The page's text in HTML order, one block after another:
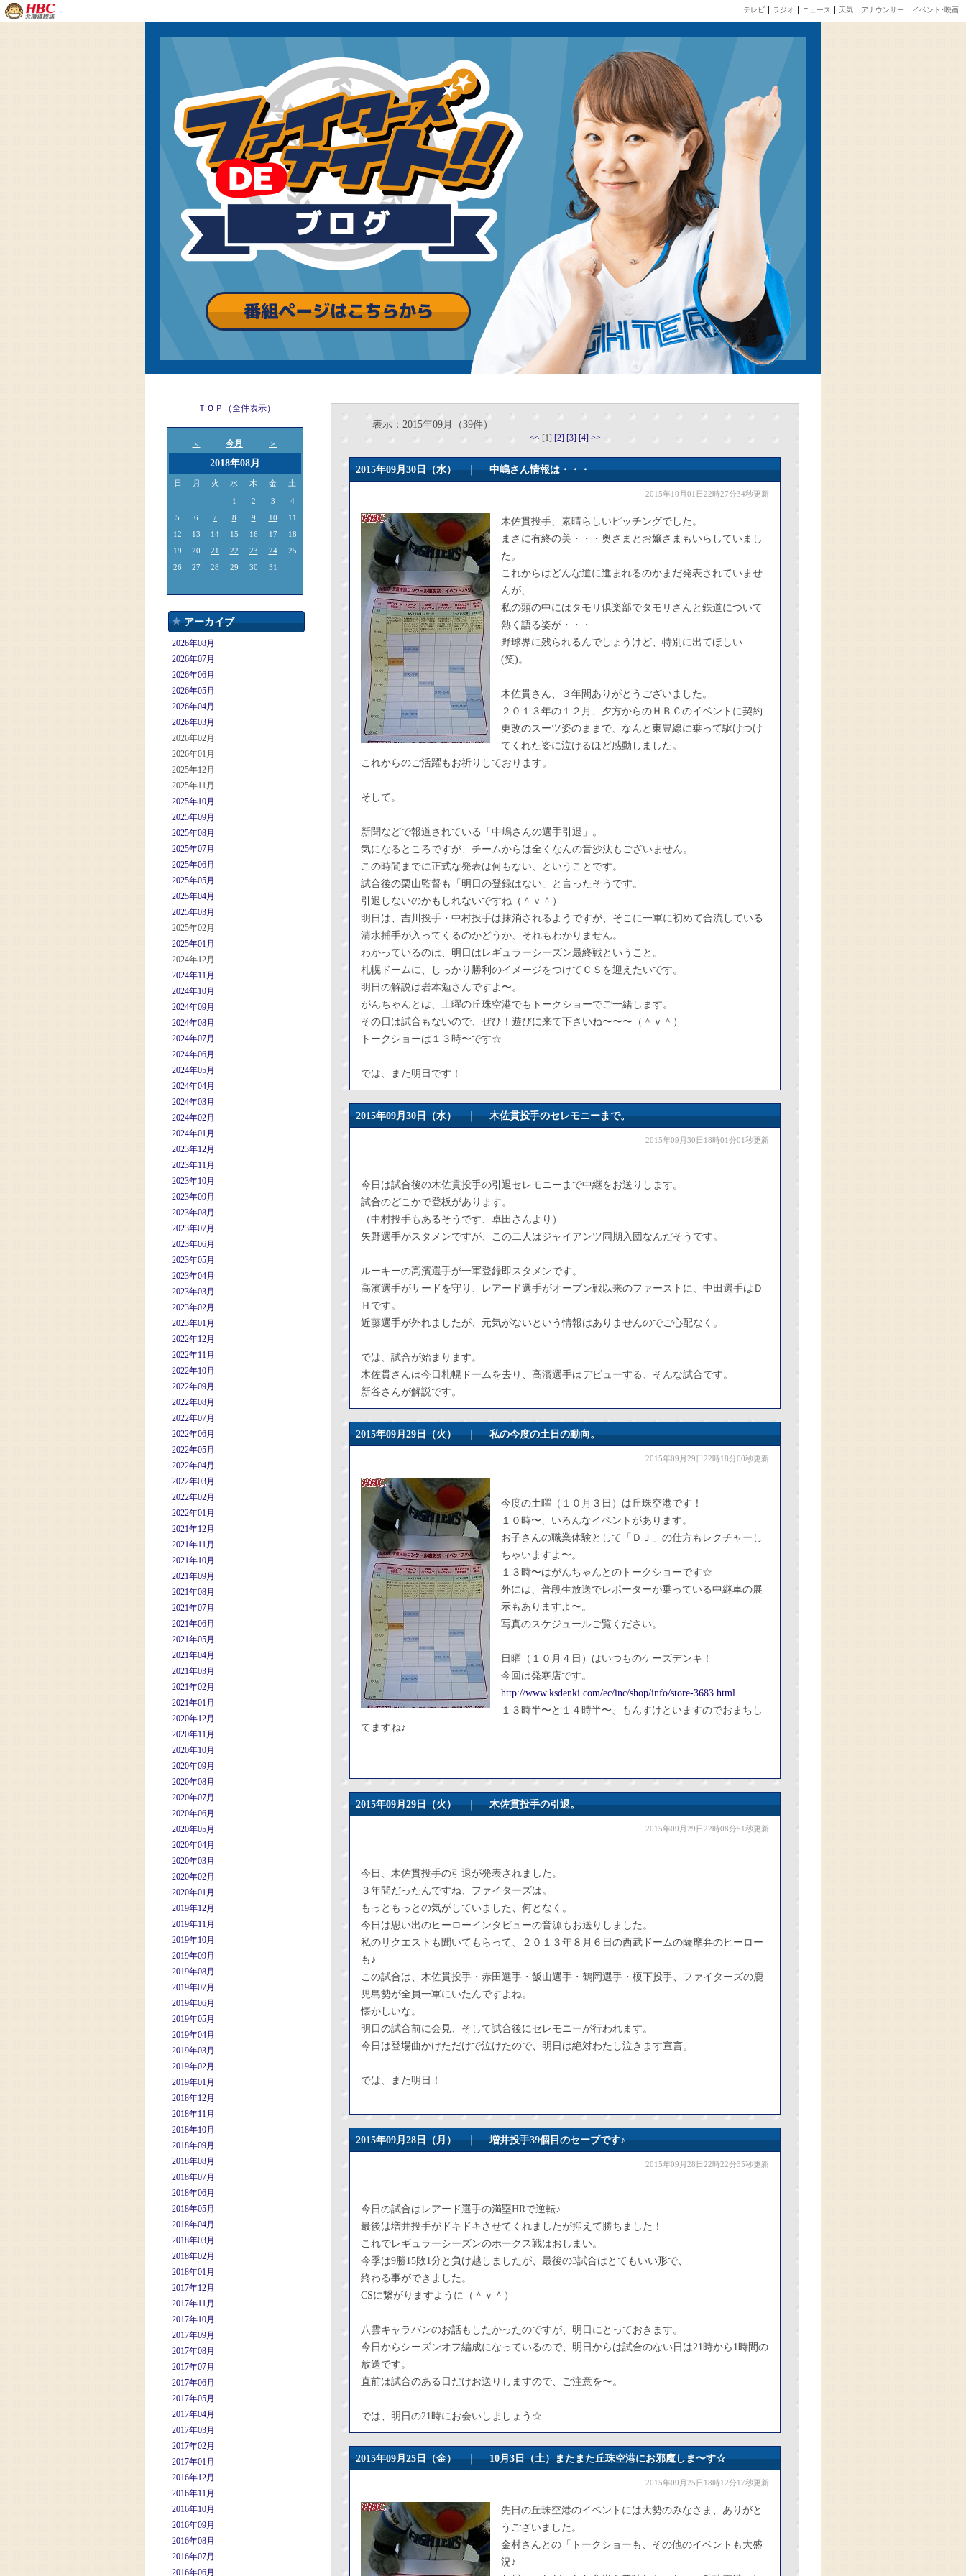
テレビ ラジオ ニュース 天気 アナウンサー イベント･映画
ＴＯＰ（全件表示）
＜ 今月 ＞
2018年08月
日 月 火 水 木 金 土
1 2 3
4
5
6 7 8 9 10
11
12
13 14 15 16 17
18
19
20 21 22 23 24
25
26
27 28 29 30 31
アーカイブ
2026年08月
2026年07月
2026年06月
2026年05月
2026年04月
2026年03月
2026年02月
2026年01月
2025年12月
2025年11月
2025年10月
2025年09月
2025年08月
2025年07月
2025年06月
2025年05月
2025年04月
2025年03月
2025年02月
2025年01月
2024年12月
2024年11月
2024年10月
2024年09月
2024年08月
2024年07月
2024年06月
2024年05月
2024年04月
2024年03月
2024年02月
2024年01月
2023年12月
2023年11月
2023年10月
2023年09月
2023年08月
2023年07月
2023年06月
2023年05月
2023年04月
2023年03月
2023年02月
2023年01月
2022年12月
2022年11月
2022年10月
2022年09月
2022年08月
2022年07月
2022年06月
2022年05月
2022年04月
2022年03月
2022年02月
2022年01月
2021年12月
2021年11月
2021年10月
2021年09月
2021年08月
2021年07月
2021年06月
2021年05月
2021年04月
2021年03月
2021年02月
2021年01月
2020年12月
2020年11月
2020年10月
2020年09月
2020年08月
2020年07月
2020年06月
2020年05月
2020年04月
2020年03月
2020年02月
2020年01月
2019年12月
2019年11月
2019年10月
2019年09月
2019年08月
2019年07月
2019年06月
2019年05月
2019年04月
2019年03月
2019年02月
2019年01月
2018年12月
2018年11月
2018年10月
2018年09月
2018年08月
2018年07月
2018年06月
2018年05月
2018年04月
2018年03月
2018年02月
2018年01月
2017年12月
2017年11月
2017年10月
2017年09月
2017年08月
2017年07月
2017年06月
2017年05月
2017年04月
2017年03月
2017年02月
2017年01月
2016年12月
2016年11月
2016年10月
2016年09月
2016年08月
2016年07月
2016年06月
表示：2015年09月（39件）
<< [1] [2] [3] [4] >>
2015年09月30日（水） ｜中嶋さん情報は・・・
2015年10月01日22時27分34秒更新
木佐貫投手、素晴らしいピッチングでした。
まさに有終の美・・・奥さまとお嬢さまもいらしていまし
た。
これからはどんな道に進まれるのかまだ発表されていませ
んが、
私の頭の中にはタモリ倶楽部でタモリさんと鉄道について
熱く語る姿が・・・
野球界に残られるんでしょうけど、特別に出てほしい
(笑)。
木佐貫さん、３年間ありがとうございました。
２０１３年の１２月、夕方からのＨＢＣのイベントに契約
更改のスーツ姿のままで、なんと東豊線に乗って駆けつけ
てくれた姿に泣けるほど感動しました。
これからのご活躍もお祈りしております。
そして。
新聞などで報道されている「中嶋さんの選手引退」。
気になるところですが、チームからは全くなんの音沙汰もございません。
この時間までに正式な発表は何もない、ということです。
試合後の栗山監督も「明日の登録はない」と言ったそうです。
引退しないのかもしれないですね（＾ｖ＾）
明日は、吉川投手・中村投手は抹消されるようですが、そこに一軍に初めて合流している
清水捕手が入ってくるのかどうか、それもわかりません。
わかっているのは、明日はレギュラーシーズン最終戦ということ。
札幌ドームに、しっかり勝利のイメージをつけてＣＳを迎えたいです。
明日の解説は岩本勉さんですよ〜。
がんちゃんとは、土曜の丘珠空港でもトークショーでご一緒します。
その日は試合もないので、ぜひ！遊びに来て下さいね〜〜〜（＾ｖ＾）
トークショーは１３時〜です☆
では、また明日です！
2015年09月30日（水） ｜木佐貫投手のセレモニーまで。
2015年09月30日18時01分01秒更新
今日は試合後の木佐貫投手の引退セレモニーまで中継をお送りします。
試合のどこかで登板があります。
（中村投手もあるそうです、卓田さんより）
矢野選手がスタメンですが、この二人はジャイアンツ同期入団なんだそうです。
ルーキーの高濱選手が一軍登録即スタメンです。
高濱選手がサードを守り、レアード選手がオープン戦以来のファーストに、中田選手はＤ
Ｈです。
近藤選手が外れましたが、元気がないという情報はありませんのでご心配なく。
では、試合が始まります。
木佐貫さんは今日札幌ドームを去り、高濱選手はデビューする、そんな試合です。
新谷さんが解説です。
2015年09月29日（火） ｜私の今度の土日の動向。
2015年09月29日22時18分00秒更新
今度の土曜（１０月３日）は丘珠空港です！
１０時〜、いろんなイベントがあります。
お子さんの職業体験として「ＤＪ」の仕方もレクチャーし
ちゃいますよ〜。
１３時〜はがんちゃんとのトークショーです☆
外には、普段生放送でレポーターが乗っている中継車の展
示もありますよ〜。
写真のスケジュールご覧ください。
日曜（１０月４日）はいつものケーズデンキ！
今回は発寒店です。
http://www.ksdenki.com/ec/inc/shop/info/store-3683.html
１３時半〜と１４時半〜、もんすけといますのでおまちし
てますね♪
2015年09月29日（火） ｜木佐貫投手の引退。
2015年09月29日22時08分51秒更新
今日、木佐貫投手の引退が発表されました。
３年間だったんですね、ファイターズは。
もっともっとの気がしていました、何となく。
今日は思い出のヒーローインタビューの音源もお送りしました。
私のリクエストも聞いてもらって、２０１３年８月６日の西武ドームの薩摩弁のヒーロー
も♪
この試合は、木佐貫投手・赤田選手・飯山選手・鶴岡選手・榎下投手、ファイターズの鹿
児島勢が全員一軍にいたんですよね。
懐かしいな。
明日の試合前に会見、そして試合後にセレモニーが行われます。
今日は登場曲かけただけで泣けたので、明日は絶対わたし泣きます宣言。
では、また明日！
2015年09月28日（月） ｜増井投手39個目のセーブです♪
2015年09月28日22時22分35秒更新
今日の試合はレアード選手の満塁HRで逆転♪
最後は増井投手がドキドキさせてくれましたが抑えて勝ちました！
これでレギュラーシーズンのホークス戦はおしまい。
今季は9勝15敗1分と負け越しましたが、最後の3試合はとてもいい形で、
終わる事ができました。
CSに繋がりますように（＾ｖ＾）
八雲キャラバンのお話もしたかったのですが、明日にとっておきます。
今日からシーズンオフ編成になっているので、明日からは試合のない日は21時から1時間の
放送です。
直前は試合のある日だけお送りしますので、ご注意を〜。
では、明日の21時にお会いしましょう☆
2015年09月25日（金） ｜10月3日（土）またまた丘珠空港にお邪魔しま〜す☆
2015年09月25日18時12分17秒更新
先日の丘珠空港のイベントには大勢のみなさま、ありがと
うございました。
金村さんとの「トークショーも、その他のイベントも大盛
況♪